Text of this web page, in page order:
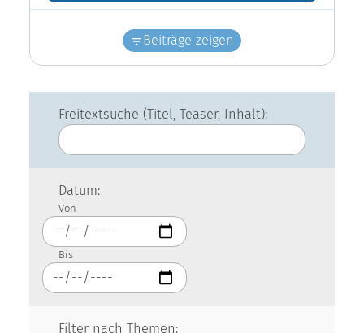
Beiträge zeigen
Freitextsuche (Titel, Teaser, Inhalt):
Datum:
Von
Bis
Filter nach Themen: